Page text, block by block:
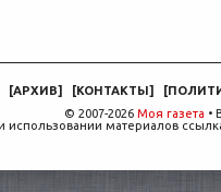
[АРХИВ] [КОНТАКТЫ] [
© 2007-2026 Моя газета •
использовании материалов